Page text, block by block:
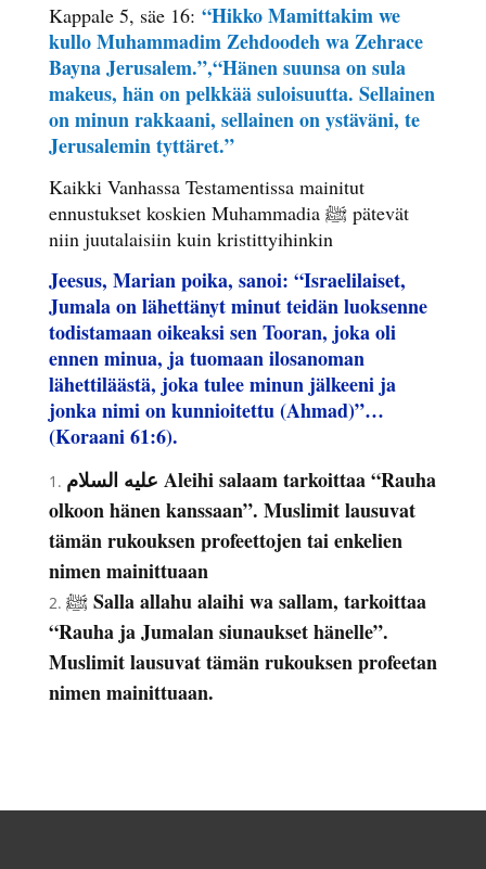
Kappale 5, säe 16: “Hikko Mamittakim we
kullo Muhammadim Zehdoodeh wa Zehrace
Bayna Jerusalem.”,“Hänen suunsa on sula
makeus, hän on pelkkää suloisuutta. Sellainen
on minun rakkaani, sellainen on ystäväni, te
Jerusalemin tyttäret.”
Kaikki Vanhassa Testamentissa mainitut
ennustukset koskien Muhammadia ﷺ pätevät
niin juutalaisiin kuin kristittyihinkin
Jeesus, Marian poika, sanoi: “Israelilaiset,
Jumala on lähettänyt minut teidän luoksenne
todistamaan oikeaksi sen Tooran, joka oli
ennen minua, ja tuomaan ilosanoman
lähettiläästä, joka tulee minun jälkeeni ja
jonka nimi on kunnioitettu (Ahmad)”…
(Koraani 61:6).
علیه السلام Aleihi salaam tarkoittaa “Rauha
olkoon hänen kanssaan”. Muslimit lausuvat
tämän rukouksen profeettojen tai enkelien
nimen mainittuaan
ﷺ Salla allahu alaihi wa sallam, tarkoittaa
“Rauha ja Jumalan siunaukset hänelle”.
Muslimit lausuvat tämän rukouksen profeetan
nimen mainittuaan.